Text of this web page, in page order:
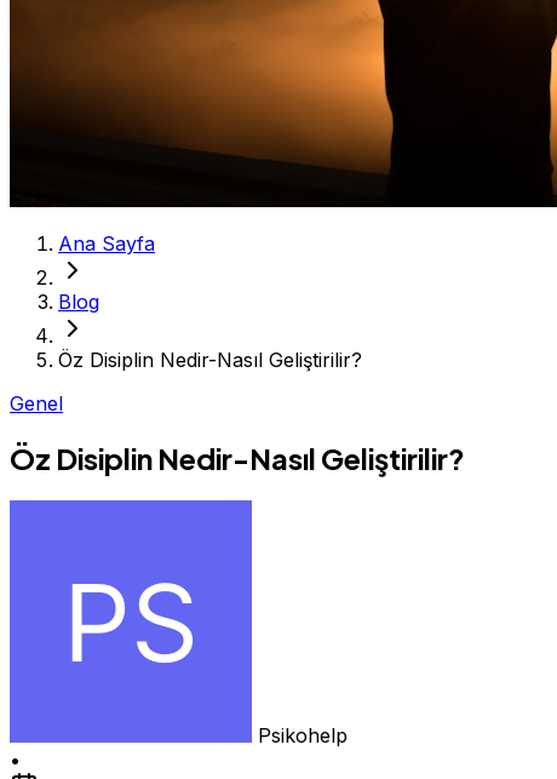
Ana Sayfa
Blog
Öz Disiplin Nedir-Nasıl Geliştirilir?
Genel
Öz Disiplin Nedir-Nasıl Geliştirilir?
Psikohelp
•